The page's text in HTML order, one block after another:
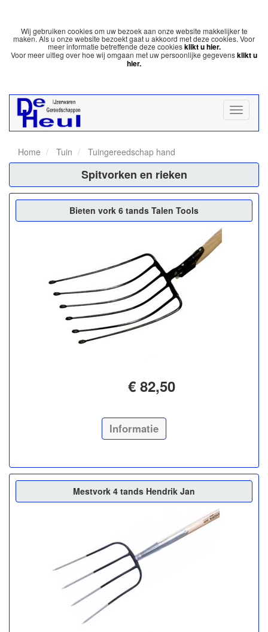
Wij gebruiken cookies om uw bezoek aan onze website makkelijker te
maken. Als u onze website bezoekt gaat u akkoord met deze cookies. Voor
meer informatie betreffende deze cookiesklikt u hier.
Voor meer uitleg over hoe wij omgaan met uw persoonlijke gegevensklikt u
hier.
Home Tuin Tuingereedschap hand
Spitvorken en rieken
Bieten vork 6 tands Talen Tools
€ 82,50
Informatie
Mestvork 4 tands Hendrik Jan